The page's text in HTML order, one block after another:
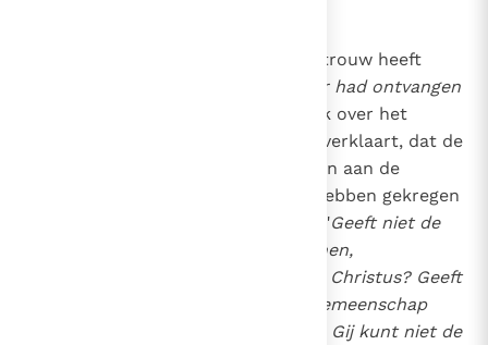
De apostel Paulus, die ons zo getrouw heeft
Heer had ontvangen
, spreekt duidelijk over het
eucharistisch Offer, wanneer hij verklaart, dat de
christenen niet mogen deelnemen aan de
heidense offers, omdat zij deel hebben gekregen
aan de tafel des Heren. Hij zegt: "Geeft niet de
beker der zegening, die wij zegenen,
gemeenschap met het Bloed van Christus? Geeft
niet het brood, dat wij breken, gemeenschap
met het Lichaam van Christus?... Gij kunt niet de